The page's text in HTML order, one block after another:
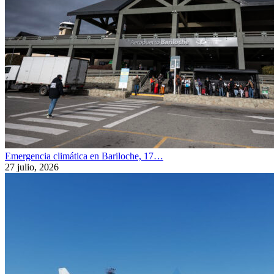
Emergencia climática en Bariloche, 17…
27 julio, 2026